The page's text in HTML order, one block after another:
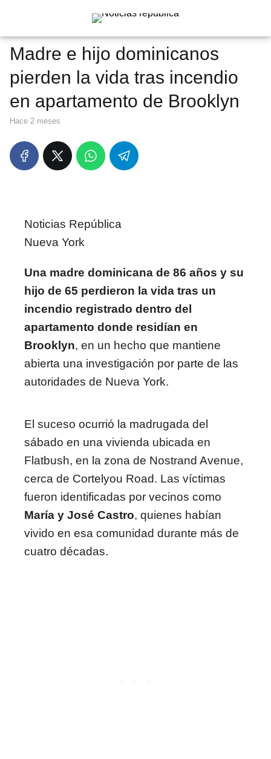
Madre e hijo dominicanos
pierden la vida tras incendio
en apartamento de Brooklyn
hace 2 meses
Noticias República
Nueva York
Una madre dominicana de 86 años y su
hijo de 65 perdieron la vida tras un
incendio registrado dentro del
apartamento donde residían en
Brooklyn, en un hecho que mantiene
abierta una investigación por parte de las
autoridades de Nueva York.
El suceso ocurrió la madrugada del
sábado en una vivienda ubicada en
Flatbush, en la zona de Nostrand Avenue,
cerca de Cortelyou Road. Las víctimas
fueron identificadas por vecinos como
María y José Castro, quienes habían
vivido en esa comunidad durante más de
cuatro décadas.